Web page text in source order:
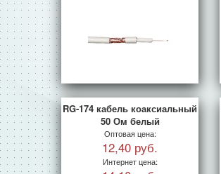
RG-174 кабель коаксиальный
50 Ом белый
Оптовая цена:
12,40 руб.
Интернет цена: